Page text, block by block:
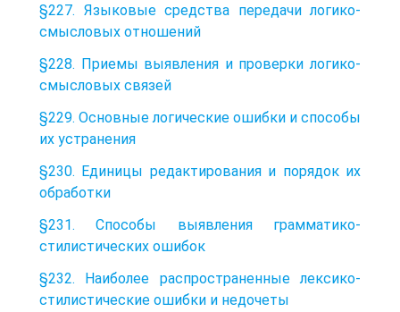
§227. Языковые средства передачи логико-
смысловых отношений
§228. Приемы выявления и проверки логико-
смысловых связей
§229. Основные логические ошибки и способы
их устранения
§230. Единицы редактирования и порядок их
обработки
§231. Способы выявления грамматико-
стилистических ошибок
§232. Наиболее распространенные лексико-
стилистические ошибки и недочеты